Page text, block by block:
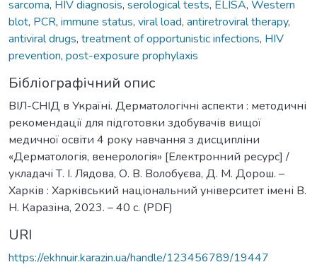
sarcoma, HIV diagnosis, serological tests, ELISA, Western
blot, PCR, immune status, viral load, antiretroviral therapy,
antiviral drugs, treatment of opportunistic infections, HIV
prevention, post-exposure prophylaxis
Бібліографічний опис
ВІЛ-СНІД в Україні. Дерматологічні аспекти : методичні
рекомендації для підготовки здобувачів вищої
медичної освіти 4 року навчання з дисципліни
«Дерматологія, венерологія» [Електронний ресурс] /
укладачі Т. І. Лядова, О. В. Волобуєва, Д. М. Дорош. –
Харків : Харківський національний університет імені В.
Н. Каразіна, 2023. – 40 с. (PDF)
URI
https://ekhnuir.karazin.ua/handle/123456789/19447